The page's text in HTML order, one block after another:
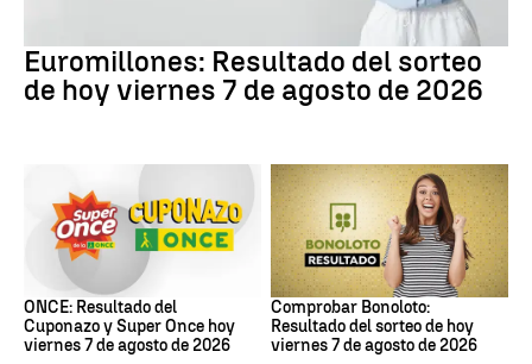
Euromillones: Resultado del sorteo
de hoy viernes 7 de agosto de 2026
ONCE: Resultado del
Cuponazo y Super Once hoy
viernes 7 de agosto de 2026
Bonoloto
Comprobar Bonoloto:
Resultado del sorteo de hoy
viernes 7 de agosto de 2026